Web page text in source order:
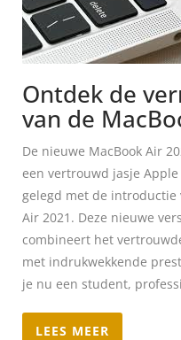
Ontdek de
van de
De nieuwe MacBook Air
een vertrouwd jasje
gelegd met de introductie
Air 2021. Deze nieuwe
combineert het
met indrukwekkende
je nu een student,
LEES MEER